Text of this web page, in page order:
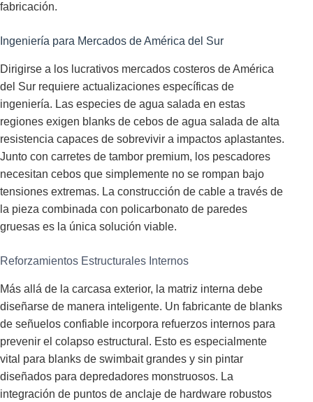
fabricación.
Ingeniería para Mercados de América del Sur
Dirigirse a los lucrativos mercados costeros de América
del Sur requiere actualizaciones específicas de
ingeniería. Las especies de agua salada en estas
regiones exigen blanks de cebos de agua salada de alta
resistencia capaces de sobrevivir a impactos aplastantes.
Junto con carretes de tambor premium, los pescadores
necesitan cebos que simplemente no se rompan bajo
tensiones extremas. La construcción de cable a través de
la pieza combinada con policarbonato de paredes
gruesas es la única solución viable.
Reforzamientos Estructurales Internos
Más allá de la carcasa exterior, la matriz interna debe
diseñarse de manera inteligente. Un fabricante de blanks
de señuelos confiable incorpora refuerzos internos para
prevenir el colapso estructural. Esto es especialmente
vital para blanks de swimbait grandes y sin pintar
diseñados para depredadores monstruosos. La
integración de puntos de anclaje de hardware robustos